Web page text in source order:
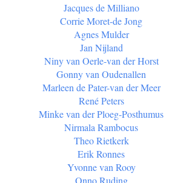
Jacques de Milliano
Corrie Moret-de Jong
Agnes Mulder
Jan Nijland
Niny van Oerle-van der Horst
Gonny van Oudenallen
Marleen de Pater-van der Meer
René Peters
Minke van der Ploeg-Posthumus
Nirmala Rambocus
Theo Rietkerk
Erik Ronnes
Yvonne van Rooy
Onno Ruding